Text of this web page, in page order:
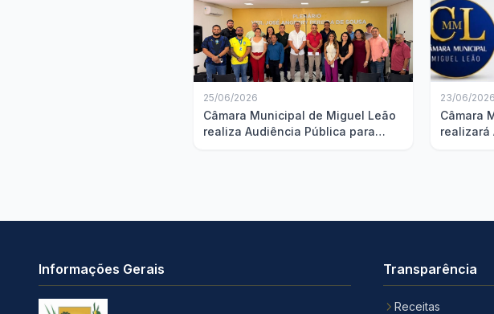
25/06/2026
Câmara Municipal de Miguel Leão
realiza Audiência Pública para
23/06/2026
Câmara
realizará
Informações Gerais Transparência
Receitas